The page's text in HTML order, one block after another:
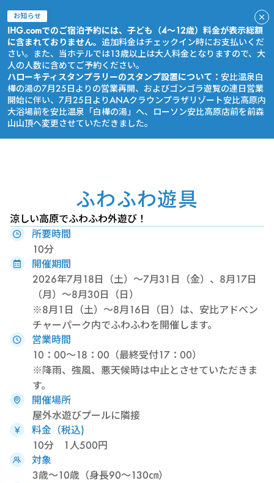
お知らせ
IHG.comでのご宿泊予約には、子ども（4～12歳）料金が表示総額
に含まれておりません。 追加料金はチェックイン時にお支払いくだ
さい。また、当ホテルでは13歳以上は大人料金となりますので、大
人の人数に含めてご予約ください。
ハローキティスタンプラリーのスタンプ設置について： 安比温泉白
樺の湯の7月25日よりの営業再開、およびゴンゴラ遊覧の連日営業
開始に伴い、7月25日よりANAクラウンプラザリゾート安比高原内
大浴場前を安比温泉「白樺の湯」へ、ローソン安比高原店前を前森
山山頂へ変更させていただきました。
ふわふわ遊具
涼しい高原でふわふわ外遊び！
所要時間
10分
開催期間
2026年7月18日（土）～7月31日（金）、8月17日
（月）～8月30日（日）
※8月1日（土）～8月16日（日）は、安比アドベン
チャーパーク内でふわふわを開催します。
営業時間
10：00～18：00（最終受付17：00）
※降雨、強風、悪天候時は中止とさせていただきま
す。
開催場所
屋外水遊びプールに隣接
料金（税込)
10分 1人500円
対象
3歳～10歳（身長90～130㎝）